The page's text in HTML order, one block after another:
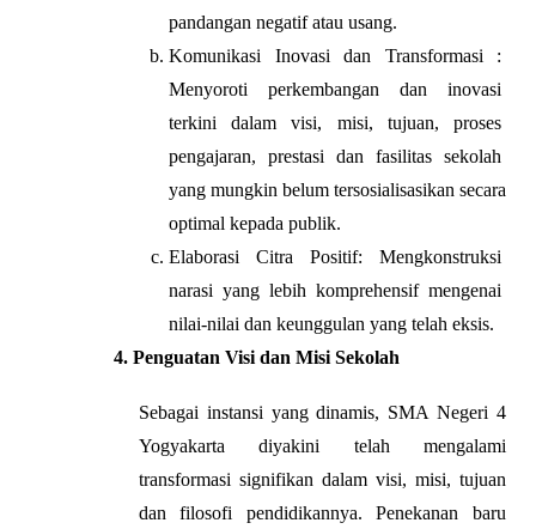
pandangan negatif atau usang.
Komunikasi Inovasi dan Transformasi :
Menyoroti perkembangan dan inovasi
terkini dalam visi, misi, tujuan, proses
pengajaran, prestasi dan fasilitas sekolah
yang mungkin belum tersosialisasikan secara
optimal kepada publik.
Elaborasi Citra Positif: Mengkonstruksi
narasi yang lebih komprehensif mengenai
nilai-nilai dan keunggulan yang telah eksis.
Penguatan Visi dan Misi Sekolah
Sebagai instansi yang dinamis, SMA Negeri 4
Yogyakarta diyakini telah mengalami
transformasi signifikan dalam visi, misi, tujuan
dan filosofi pendidikannya. Penekanan baru